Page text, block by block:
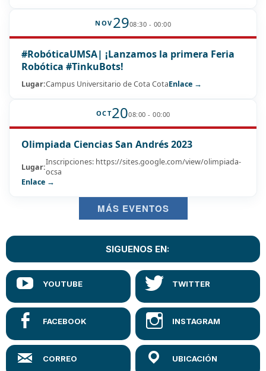
NOV 2908:30 - 00:00
#RobóticaUMSA| ¡Lanzamos la primera Feria
Robótica #TinkuBots!
Lugar:Campus Universitario de Cota CotaEnlace →
OCT2008:00 - 00:00
Olimpiada Ciencias San Andrés 2023
Lugar:Inscripciones: https://sites.google.com/view/olimpiada-
ocsa
Enlace →
MÁS EVENTOS
SIGUENOS EN: